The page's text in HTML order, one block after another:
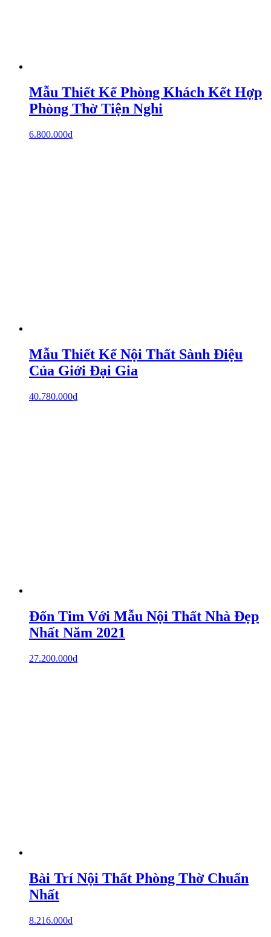
Mẫu Thiết Kế Phòng Khách Kết Hợp
Phòng Thờ Tiện Nghi
6.800.000₫
Mẫu Thiết Kế Nội Thất Sành Điệu
Của Giới Đại Gia
40.780.000₫
Đốn Tim Với Mẫu Nội Thất Nhà Đẹp
Nhất Năm 2021
27.200.000₫
Bài Trí Nội Thất Phòng Thờ Chuẩn
Nhất
8.216.000₫